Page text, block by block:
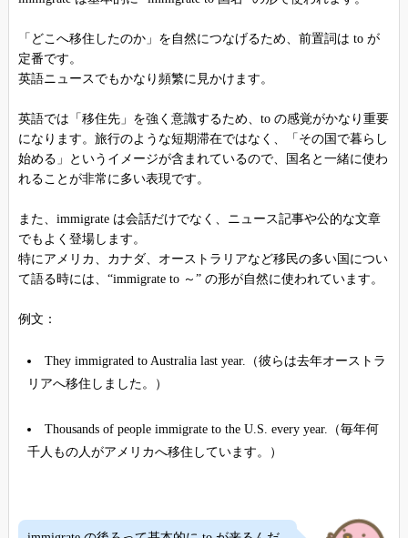
「どこへ移住したのか」を自然につなげるため、前置詞は to が
定番です。
英語ニュースでもかなり頻繁に見かけます。
英語では「移住先」を強く意識するため、to の感覚がかなり重要
になります。旅行のような短期滞在ではなく、「その国で暮らし
始める」というイメージが含まれているので、国名と一緒に使わ
れることが非常に多い表現です。
また、immigrate は会話だけでなく、ニュース記事や公的な文章
でもよく登場します。
特にアメリカ、カナダ、オーストラリアなど移民の多い国につい
て語る時には、“immigrate to ～” の形が自然に使われています。
例文：
They immigrated to Australia last year.（彼らは去年オーストラ
リアへ移住しました。）
Thousands of people immigrate to the U.S. every year.（毎年何
千人もの人がアメリカへ移住しています。）